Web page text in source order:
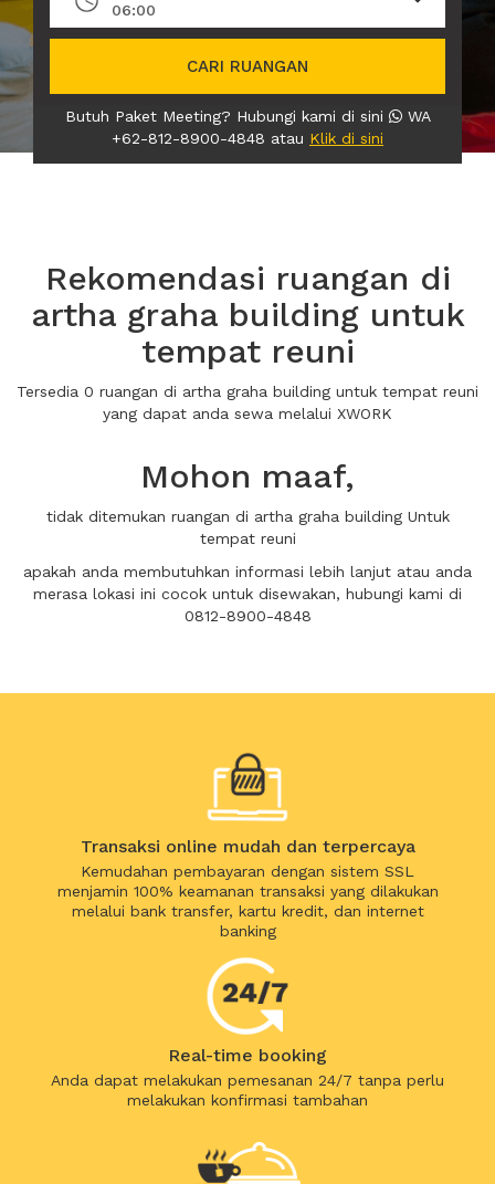
06:00
CARI RUANGAN
Butuh Paket Meeting? Hubungi kami di sini
WA
+62-812-8900-4848 atau Klik di sini
Rekomendasi ruangan di
artha graha building untuk
tempat reuni
Tersedia 0 ruangan di artha graha building untuk tempat reuni
yang dapat anda sewa melalui XWORK
Mohon maaf,
tidak ditemukan ruangan di artha graha building Untuk
tempat reuni
apakah anda membutuhkan informasi lebih lanjut atau anda
merasa lokasi ini cocok untuk disewakan, hubungi kami di
0812-8900-4848
Transaksi online mudah dan terpercaya
Kemudahan pembayaran dengan sistem SSL
menjamin 100% keamanan transaksi yang dilakukan
melalui bank transfer, kartu kredit, dan internet
banking
Real-time booking
Anda dapat melakukan pemesanan 24/7 tanpa perlu
melakukan konfirmasi tambahan